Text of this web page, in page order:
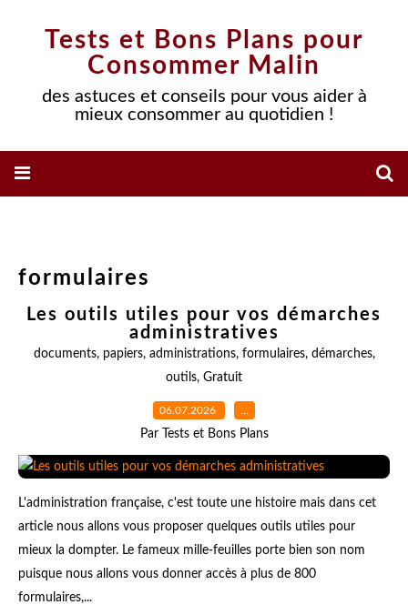
Tests et Bons Plans pour
Consommer Malin
des astuces et conseils pour vous aider à
mieux consommer au quotidien !
formulaires
Les outils utiles pour vos démarches
administratives
documents, papiers, administrations, formulaires, démarches,
outils, Gratuit
06.07.2026 …
Par Tests et Bons Plans
L'administration française, c'est toute une histoire mais dans cet
article nous allons vous proposer quelques outils utiles pour
mieux la dompter. Le fameux mille-feuilles porte bien son nom
puisque nous allons vous donner accès à plus de 800
formulaires,...